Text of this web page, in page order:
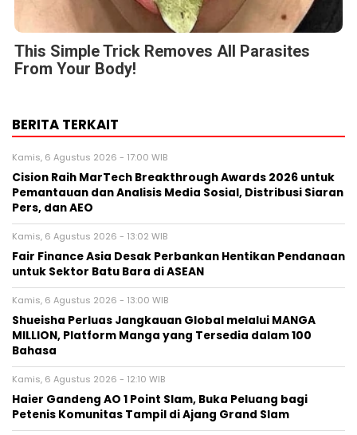
This Simple Trick Removes All Parasites
From Your Body!
BERITA TERKAIT
Kamis, 6 Agustus 2026 - 17:00 WIB
Cision Raih MarTech Breakthrough Awards 2026 untuk
Pemantauan dan Analisis Media Sosial, Distribusi Siaran
Pers, dan AEO
Kamis, 6 Agustus 2026 - 13:02 WIB
Fair Finance Asia Desak Perbankan Hentikan Pendanaan
untuk Sektor Batu Bara di ASEAN
Kamis, 6 Agustus 2026 - 13:00 WIB
Shueisha Perluas Jangkauan Global melalui MANGA
MILLION, Platform Manga yang Tersedia dalam 100
Bahasa
Kamis, 6 Agustus 2026 - 12:10 WIB
Haier Gandeng AO 1 Point Slam, Buka Peluang bagi
Petenis Komunitas Tampil di Ajang Grand Slam